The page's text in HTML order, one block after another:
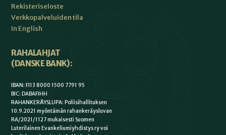
Rekisteriseloste
Verkkopalveluiden tila
In English
RAHALAHJAT
(DANSKE BANK):
IBAN: FI13 8000 1500 7791 95
BIC: DABAFIHH
RAHANKERÄYSLUPA: Poliisihallituksen
10.9.2021 myöntämän rahankeräysluvan
RA/2021/1127 mukaisesti Suomen
Luterilainen Evankeliumiyhdistys ry voi